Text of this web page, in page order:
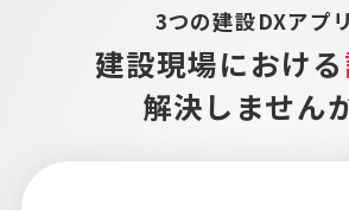
3つの建設DXアプ
建設現場における
解決しません